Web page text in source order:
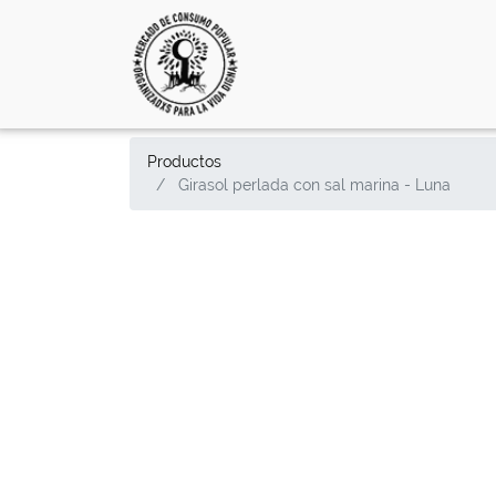
Productos
Girasol perlada con sal marina - Luna